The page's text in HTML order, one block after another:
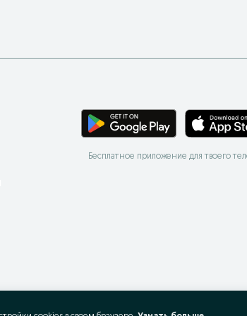
Бесплатное приложение для твоего